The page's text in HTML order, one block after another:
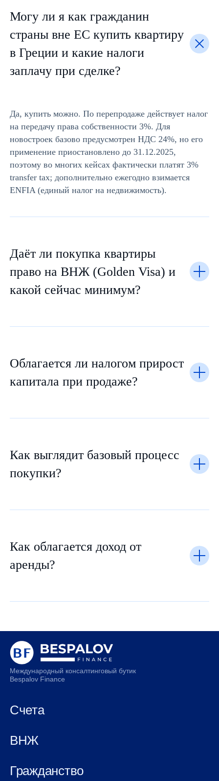
Могу ли я как гражданин
страны вне ЕС купить квартиру
в Греции и какие налоги
заплачу при сделке?
Да, купить можно. По перепродаже действует налог
на передачу права собственности 3%. Для
новостроек базово предусмотрен НДС 24%, но его
применение приостановлено до 31.12.2025,
поэтому во многих кейсах фактически платят 3%
transfer tax; дополнительно ежегодно взимается
ENFIA (единый налог на недвижимость).
Даёт ли покупка квартиры
право на ВНЖ (Golden Visa) и
какой сейчас минимум?
Облагается ли налогом прирост
капитала при продаже?
Как выглядит базовый процесс
покупки?
Как облагается доход от
аренды?
Гражданство
ВНЖ
Счета
Международный консалтинговый бутик
Bespalov Finance